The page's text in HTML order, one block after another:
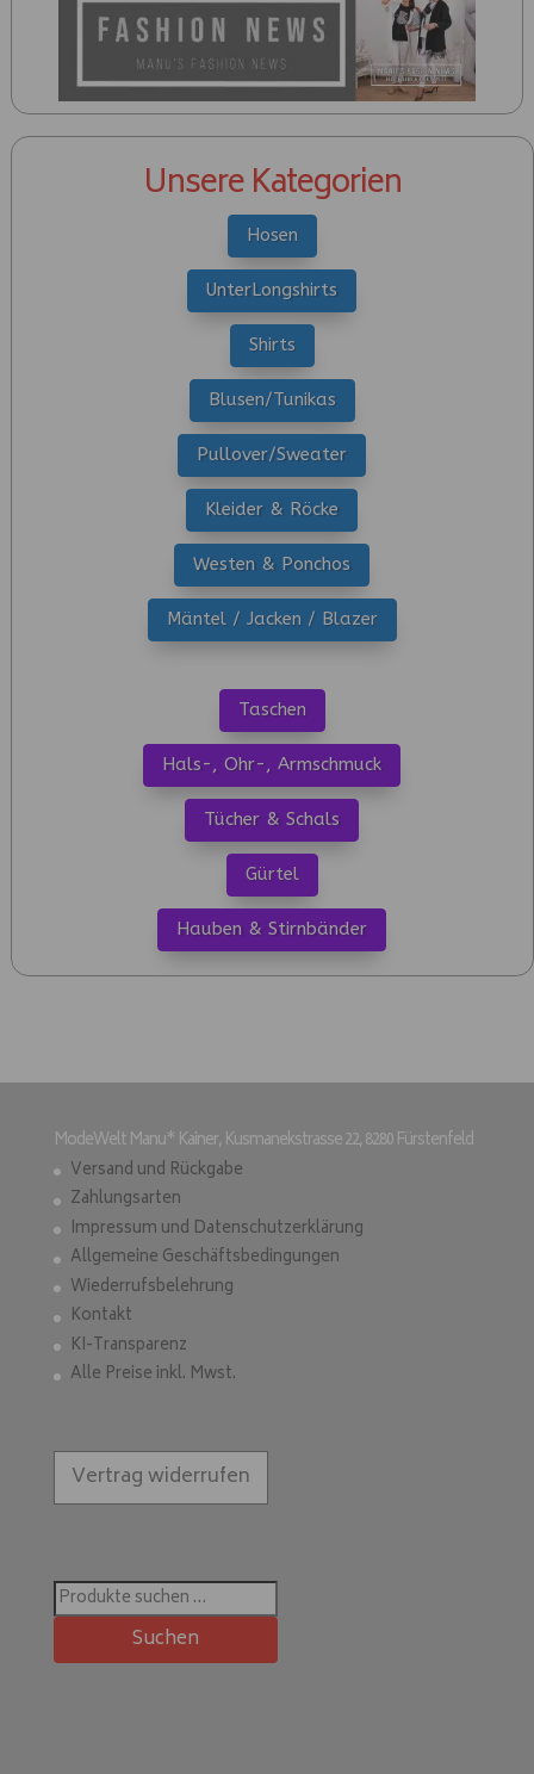
Unsere Kategorien
Hosen
UnterLongshirts
Shirts
Blusen/Tunikas
Pullover/Sweater
Kleider & Röcke
Westen & Ponchos
Mäntel / Jacken / Blazer
Taschen
Hals-, Ohr-, Armschmuck
Tücher & Schals
Gürtel
Hauben & Stirnbänder
ModeWelt Manu* Kainer, Kusmanekstrasse 22, 8280 Fürstenfeld
Versand und Rückgabe
Zahlungsarten
Impressum und Datenschutzerklärung
Allgemeine Geschäftsbedingungen
Wiederrufsbelehrung
Kontakt
KI-Transparenz
Alle Preise inkl. Mwst.
Vertrag widerrufen
Suchen
nach:
Suchen